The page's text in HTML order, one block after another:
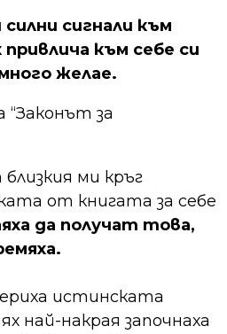
сигнали към
към себе си
желае.
“Законът за
ми кръг
от книгата за себе
да получат това,
истинската
най-накрая започнаха